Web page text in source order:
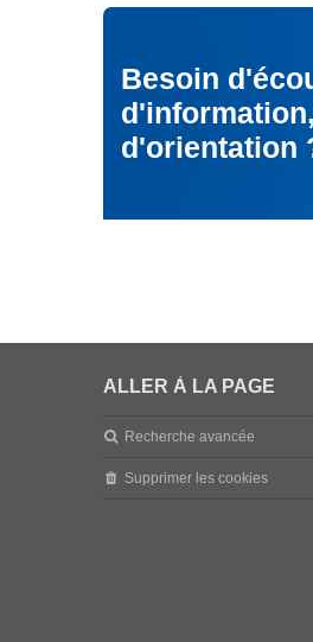
Besoin
d'information,
d'orientation
ALLER À LA PAGE
Recherche avancée
Supprimer les cookies